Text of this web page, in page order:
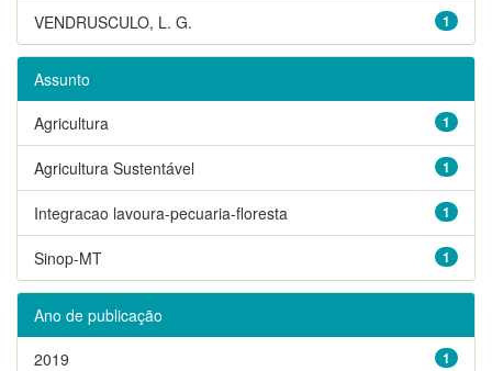
1
VENDRUSCULO, L. G.
Assunto
1
Agricultura
1
Agricultura Sustentável
1
Integracao lavoura-pecuaria-floresta
1
Sinop-MT
Ano de publicação
1
2019